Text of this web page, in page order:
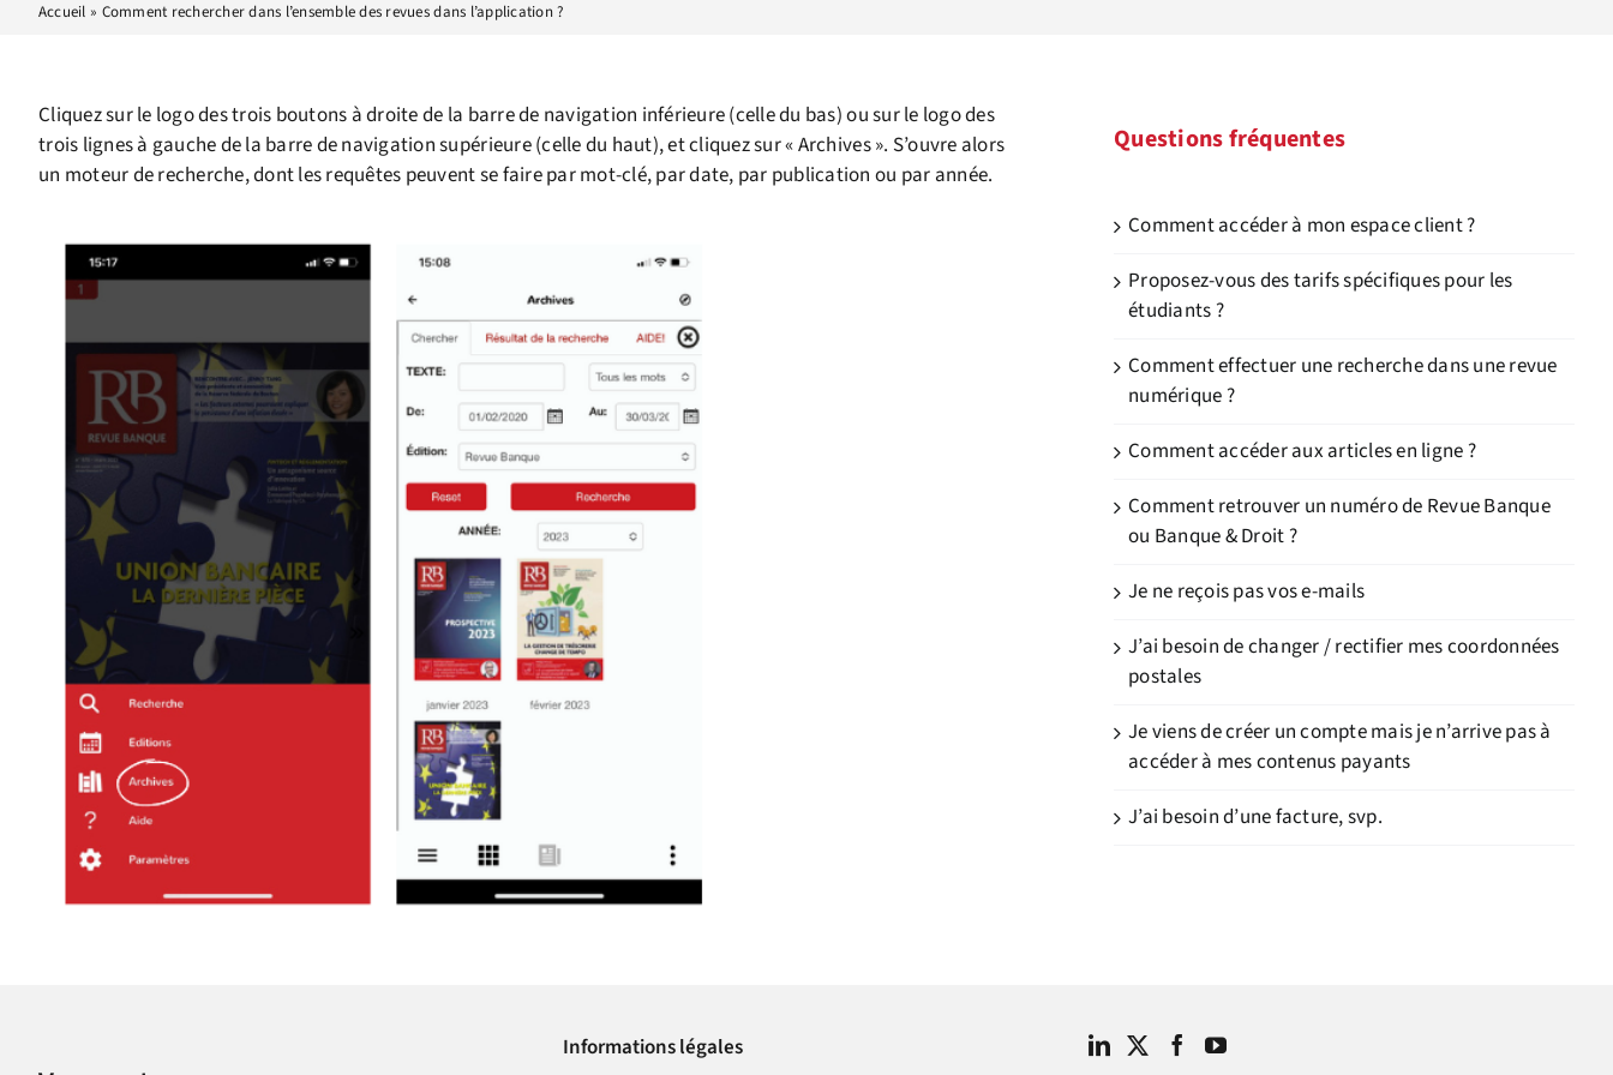
Accueil » Comment rechercher dans l’ensemble des revues dans l’application ?
Cliquez sur le logo des trois boutons à droite de la barre de navigation inférieure (celle du bas) ou sur le logo des
trois lignes à gauche de la barre de navigation supérieure (celle du haut), et cliquez sur « Archives ». S’ouvre alors
un moteur de recherche, dont les requêtes peuvent se faire par mot-clé, par date, par publication ou par année.
Questions fréquentes
Comment accéder à mon espace client ?
Proposez-vous des tarifs spécifiques pour les
étudiants ?
Comment effectuer une recherche dans une revue
numérique ?
Comment accéder aux articles en ligne ?
Comment retrouver un numéro de Revue Banque
ou Banque & Droit ?
Je ne reçois pas vos e-mails
J’ai besoin de changer / rectifier mes coordonnées
postales
Je viens de créer un compte mais je n’arrive pas à
accéder à mes contenus payants
J’ai besoin d’une facture, svp.
Informations légales